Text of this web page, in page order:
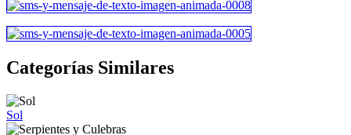
Categorías Similares
Sol